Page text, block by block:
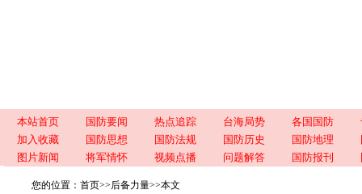
本站首页 国防要闻 热点追踪 台海局势 各国国防
加入收藏
国防思想 国防法规 国防历史 国防地理
图片新闻
将军情怀 视频点播 问题解答 国防报刊
您的位置： 首页>>后备力量>>本文